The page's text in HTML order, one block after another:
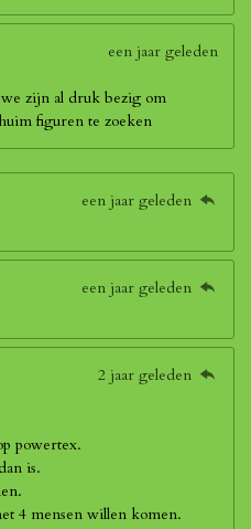
een jaar geleden
zijn al druk bezig om
figuren te zoeken
een jaar geleden
een jaar geleden
2 jaar geleden
powertex.
is.
4 mensen willen komen.